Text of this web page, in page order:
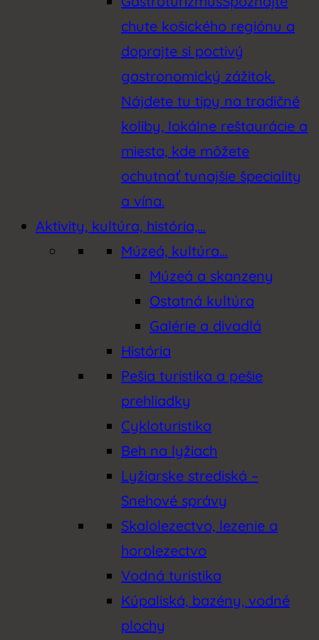
chute košického regiónu a
doprajte si poctivý
gastronomický zážitok.
Nájdete tu tipy na tradičné
koliby, lokálne reštaurácie a
miesta, kde môžete
ochutnať tunajšie špeciality
a vína.
Aktivity, kultúra, história,…
Múzeá, kultúra…
Múzeá a skanzeny
Ostatná kultúra
Galérie a divadlá
História
Pešia turistika a pešie
prehliadky
Cykloturistika
Beh na lyžiach
Lyžiarske strediská –
Snehové správy
Skalolezectvo, lezenie a
horolezectvo
Vodná turistika
Kúpaliská, bazény, vodné
plochy